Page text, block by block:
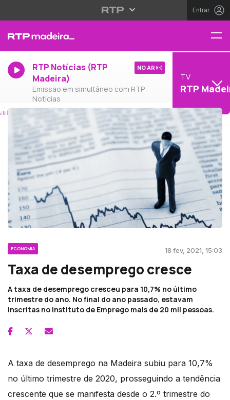
Entrar
RTP Notícias (RTP
Madeira)
Emissão em simultâneo com RTP
Notícias
NO AR
TV
RTP
ECONOMIA 18 fev, 2021, 15:03
Taxa de desemprego cresce
A taxa de desemprego cresceu para 10,7% no último
trimestre do ano. No final do ano passado, estavam
inscritas no Instituto de Emprego mais de 20 mil pessoas.
A taxa de desemprego na Madeira subiu para 10,7%
no último trimestre de 2020, prosseguindo a tendência
crescente que se manifesta desde o 2.º trimestre do